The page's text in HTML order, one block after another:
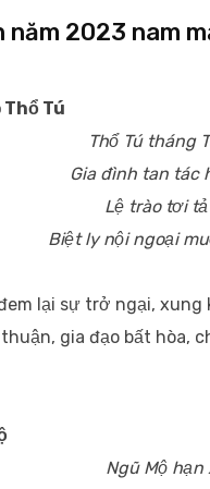
năm 2023 nam
Thổ Tú
Thổ Tú tháng
Gia đình tan tác
Lệ trào tơi
Biệt ly nội ngoại
lại sự trở ngại,
gia đạo bất hòa,
Ngũ Mộ